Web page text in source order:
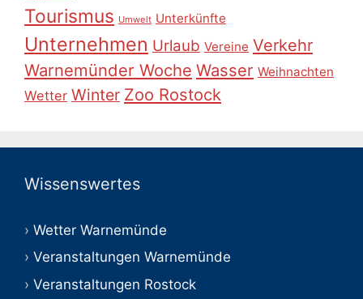
Tourismus Umwelt Unterkünfte
Unternehmen Urlaub Vereine Verkehr
Warnemünder Woche Wasser Weihnachten
Wetter Winter Zoo Rostock
Wissenswertes
Wetter Warnemünde
Veranstaltungen Warnemünde
Veranstaltungen Rostock